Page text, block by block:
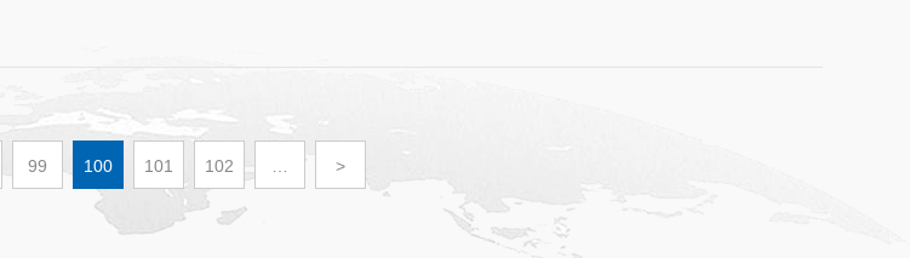
99 100 101 102 >